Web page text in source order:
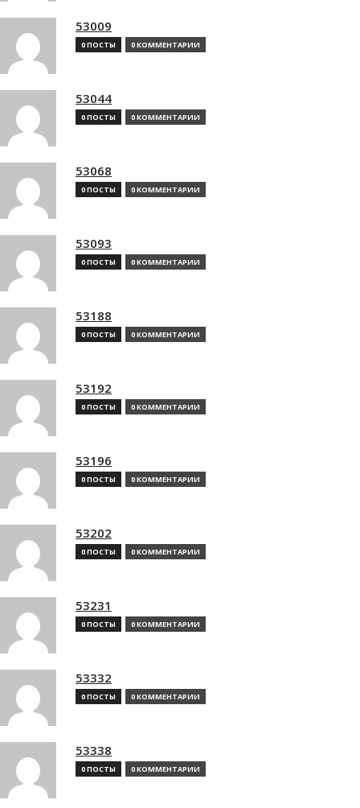
53009
0 ПОСТЫ 0 КОММЕНТАРИИ
53044
0 ПОСТЫ 0 КОММЕНТАРИИ
53068
0 ПОСТЫ 0 КОММЕНТАРИИ
53093
0 ПОСТЫ 0 КОММЕНТАРИИ
53188
0 ПОСТЫ 0 КОММЕНТАРИИ
53192
0 ПОСТЫ 0 КОММЕНТАРИИ
53196
0 ПОСТЫ 0 КОММЕНТАРИИ
53202
0 ПОСТЫ 0 КОММЕНТАРИИ
53231
0 ПОСТЫ 0 КОММЕНТАРИИ
53332
0 ПОСТЫ 0 КОММЕНТАРИИ
53338
0 ПОСТЫ 0 КОММЕНТАРИИ